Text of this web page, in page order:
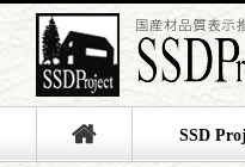
SSD